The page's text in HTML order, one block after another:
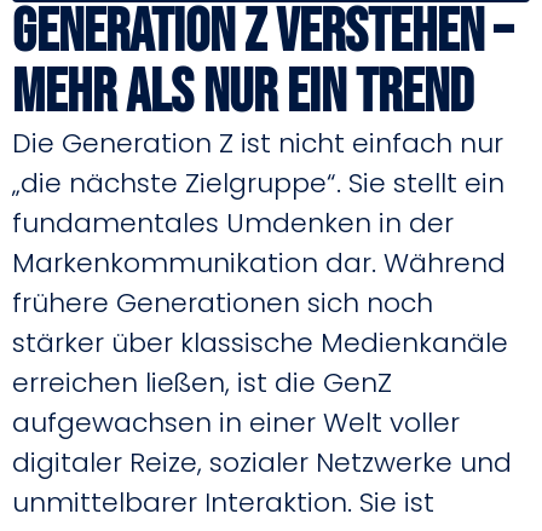
Generation Z verstehen –
mehr als nur ein Trend
Die Generation Z ist nicht einfach nur
„die nächste Zielgruppe“. Sie stellt ein
fundamentales Umdenken in der
Markenkommunikation dar. Während
frühere Generationen sich noch
stärker über klassische Medienkanäle
erreichen ließen, ist die GenZ
aufgewachsen in einer Welt voller
digitaler Reize, sozialer Netzwerke und
unmittelbarer Interaktion. Sie ist